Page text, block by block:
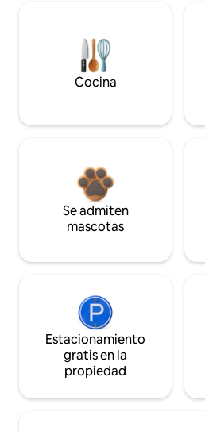
Cocina
Se admiten
mascotas
Estacionamiento
gratis en la
propiedad